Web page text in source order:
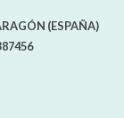
(ESPAÑA)